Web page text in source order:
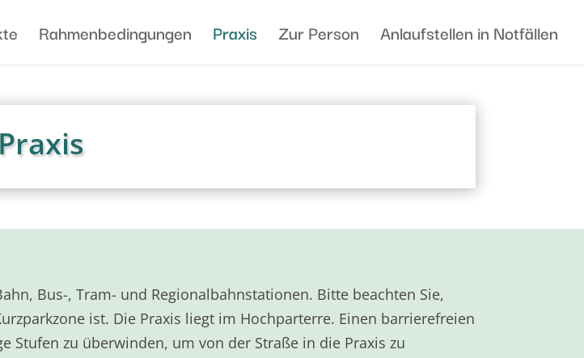
Rahmenbedingungen Praxis Zur Person Anlaufstellen in Notfällen
Praxis
Bus-, Tram- und Regionalbahnstationen. Bitte beachten Sie,
ist. Die Praxis liegt im Hochparterre. Einen barrierefreien
Stufen zu überwinden, um von der Straße in die Praxis zu